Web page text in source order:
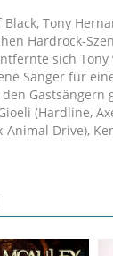
Black, Tony
Hardrock-
sich
Sänger für
(Hardline,
Animal Drive),